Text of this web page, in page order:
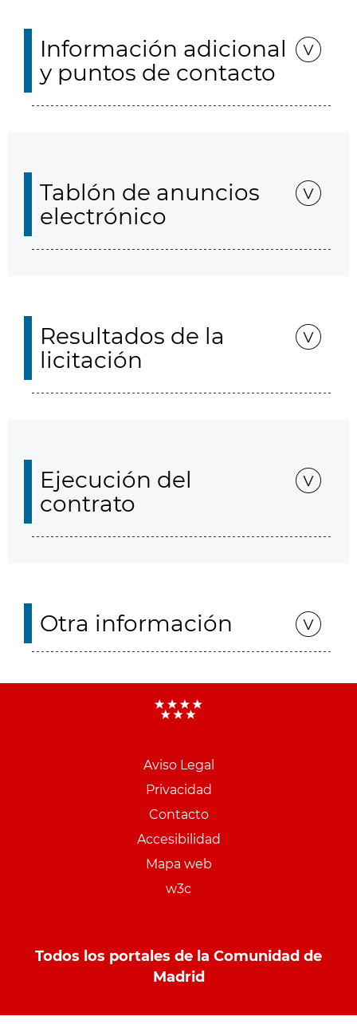
Información adicional
y puntos de contacto
Tablón de anuncios
electrónico
Resultados de la
licitación
Ejecución del
contrato
Otra información
Aviso Legal
Privacidad
Contacto
Accesibilidad
Mapa web
w3c
Todos los portales de la Comunidad de
Madrid